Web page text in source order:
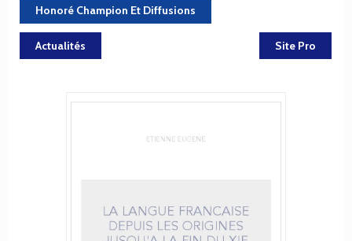
Honoré Champion Et Diffusions
Actualités Site Pro